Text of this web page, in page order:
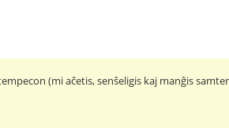
(mi aĉetis, senŝeligis kaj manĝis